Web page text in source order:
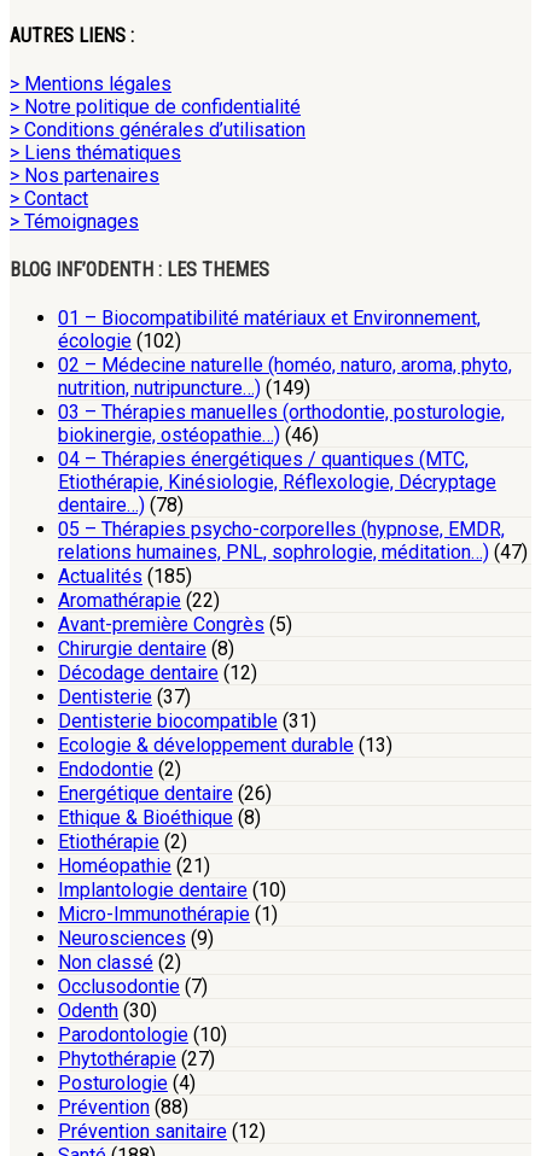
AUTRES LIENS :
> Mentions légales
> Notre politique de confidentialité
> Conditions générales d’utilisation
> Liens thématiques
> Nos partenaires
> Contact
> Témoignages
BLOG INF’ODENTH : LES THEMES
01 – Biocompatibilité matériaux et Environnement,
écologie (102)
02 – Médecine naturelle (homéo, naturo, aroma, phyto,
nutrition, nutripuncture…) (149)
03 – Thérapies manuelles (orthodontie, posturologie,
biokinergie, ostéopathie…) (46)
04 – Thérapies énergétiques / quantiques (MTC,
Etiothérapie, Kinésiologie, Réflexologie, Décryptage
dentaire…) (78)
05 – Thérapies psycho-corporelles (hypnose, EMDR,
relations humaines, PNL, sophrologie, méditation…) (47)
Actualités (185)
Aromathérapie (22)
Avant-première Congrès (5)
Chirurgie dentaire (8)
Décodage dentaire (12)
Dentisterie (37)
Dentisterie biocompatible (31)
Ecologie & développement durable (13)
Endodontie (2)
Energétique dentaire (26)
Ethique & Bioéthique (8)
Etiothérapie (2)
Homéopathie (21)
Implantologie dentaire (10)
Micro-Immunothérapie (1)
Neurosciences (9)
Non classé (2)
Occlusodontie (7)
Odenth (30)
Parodontologie (10)
Phytothérapie (27)
Posturologie (4)
Prévention (88)
Prévention sanitaire (12)